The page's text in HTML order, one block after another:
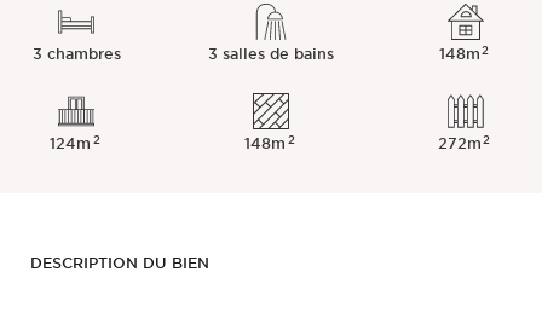
3 chambres 3 salles de bains 148m2
124m2 148m2 272m2
DESCRIPTION DU BIEN